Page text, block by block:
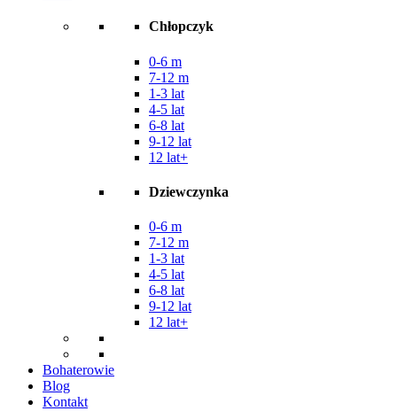
Chłopczyk
0-6 m
7-12 m
1-3 lat
4-5 lat
6-8 lat
9-12 lat
12 lat+
Dziewczynka
0-6 m
7-12 m
1-3 lat
4-5 lat
6-8 lat
9-12 lat
12 lat+
Bohaterowie
Blog
Kontakt